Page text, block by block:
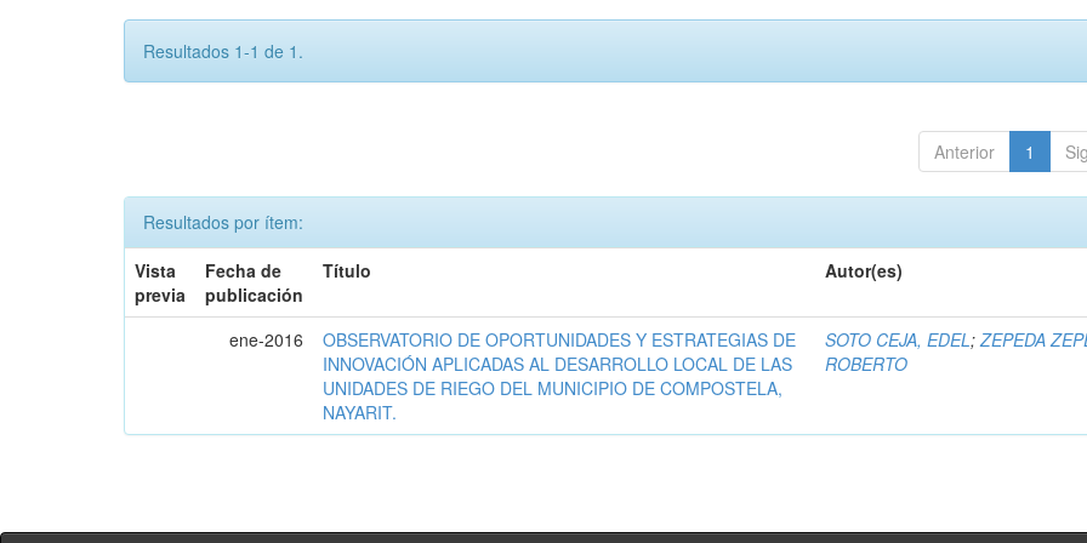
Resultados 1-1 de 1.
Anterior 1
Resultados por ítem:
Vista
previa
Fecha de
publicación
Título Autor(es)
ene-2016
OBSERVATORIO DE OPORTUNIDADES Y ESTRATEGIAS DE
INNOVACIÓN APLICADAS AL DESARROLLO LOCAL DE LAS
UNIDADES DE RIEGO DEL MUNICIPIO DE COMPOSTELA,
NAYARIT.
SOTO CEJA, EDEL;ZEPEDA
ROBERTO